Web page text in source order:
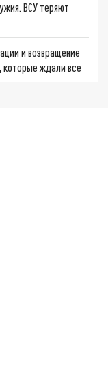
ВСУ теряют
и возвращение
которые ждали все